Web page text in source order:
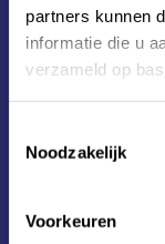
partners kunnen
informatie die u
verzameld op
Noodzakelijk
Voorkeuren